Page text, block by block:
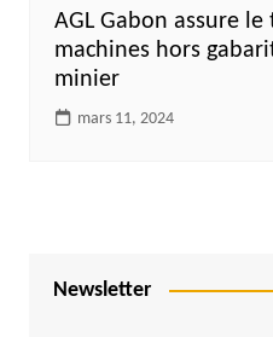
AGL Gabon assure
machines hors
minier
mars 11, 2024
Newsletter